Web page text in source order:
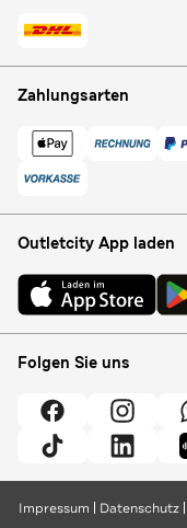
Zahlungsarten
Outletcity App laden
Folgen Sie uns
Impressum Datenschutz